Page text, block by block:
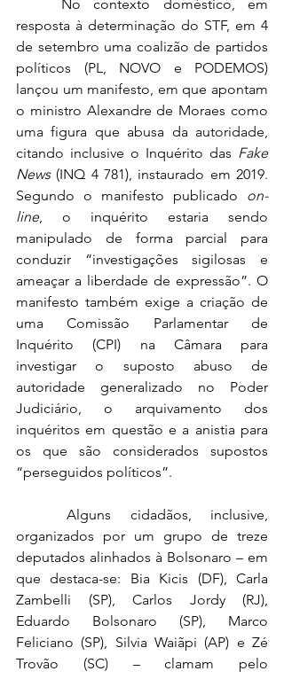
resposta à determinação do STF, em 4
de setembro uma coalizão de partidos
políticos (PL, NOVO e PODEMOS)
lançou um manifesto, em que apontam
o ministro Alexandre de Moraes como
uma figura que abusa da autoridade,
citando inclusive o Inquérito das Fake
News (INQ 4 781), instaurado em 2019.
Segundo o manifesto publicado on-
line, o inquérito estaria sendo
manipulado de forma parcial para
conduzir “investigações sigilosas e
ameaçar a liberdade de expressão”. O
manifesto também exige a criação de
uma Comissão Parlamentar de
Inquérito (CPI) na Câmara para
investigar o suposto abuso de
autoridade generalizado no Poder
Judiciário, o arquivamento dos
inquéritos em questão e a anistia para
os que são considerados supostos
“perseguidos políticos”.
	Alguns cidadãos, inclusive,
organizados por um grupo de treze
deputados alinhados à Bolsonaro – em
que destaca-se: Bia Kicis (DF), Carla
Zambelli (SP), Carlos Jordy (RJ),
Eduardo Bolsonaro (SP), Marco
Feliciano (SP), Silvia Waiãpi (AP) e Zé
Trovão (SC) – clamam pelo